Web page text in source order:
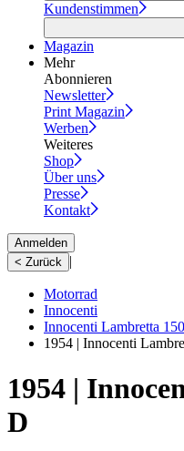
Kundenstimmen
Magazin
Mehr
Abonnieren
Newsletter
Print Magazin
Werben
Weiteres
Shop
Über uns
Presse
Kontakt
Anmelden
< Zurück |
Motorrad
Innocenti
Innocenti Lambretta
1954 | Innocenti
1954 |
D